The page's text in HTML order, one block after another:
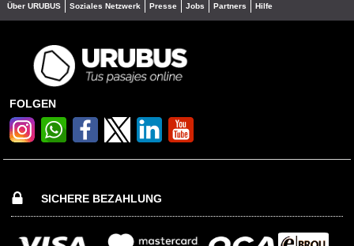
Über URUBUS Soziales Netzwerk Presse Jobs Partners Hilfe
FOLGEN
SICHERE BEZAHLUNG